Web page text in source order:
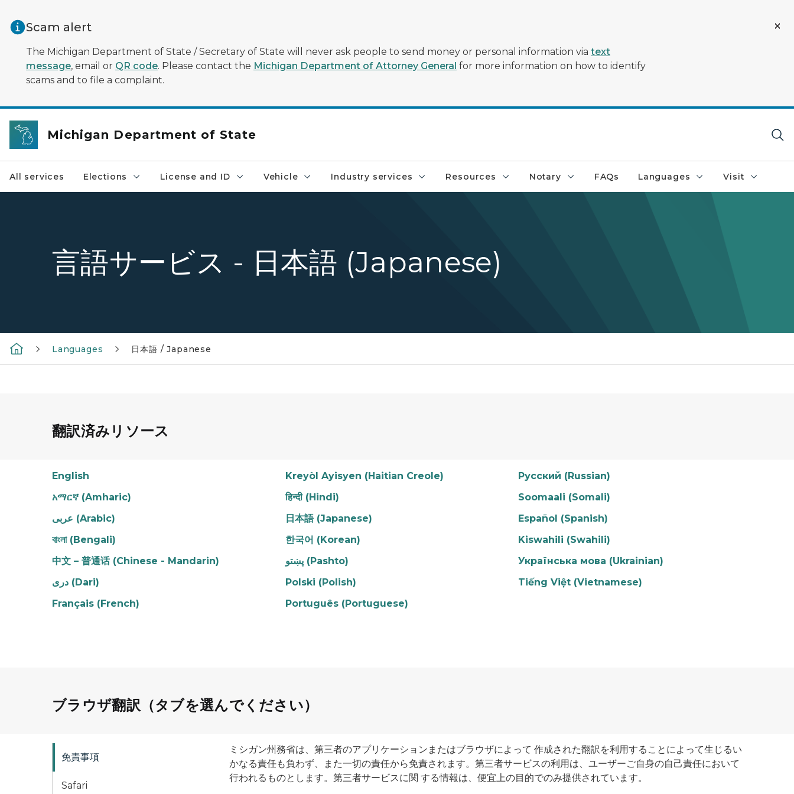
Scam alert
The Michigan Department of State / Secretary of State will never ask people to send money or personal information via text
message, email or QR code. Please contact the Michigan Department of Attorney General for more information on how to identify
scams and to file a complaint.
Michigan Department of State
All services Elections License and ID Vehicle Industry services Resources Notary FAQs Languages Visit
言語サービス - 日本語 (Japanese)
Languages 日本語 / Japanese
翻訳済みリソース
English
አማርኛ (Amharic)
عربى (Arabic)
বাংলা (Bengali)
中文 – 普通话 (Chinese - Mandarin)
دری (Dari)
Français (French)
Kreyòl Ayisyen (Haitian Creole)
हिन्दी (Hindi)
日本語 (Japanese)
한국어 (Korean)
پښتو (Pashto)
Polski (Polish)
Português (Portuguese)
Русский (Russian)
Soomaali (Somali)
Español (Spanish)
Kiswahili (Swahili)
Українська мова (Ukrainian)
Tiếng Việt (Vietnamese)
ブラウザ翻訳（タブを選んでください）
免責事項
Safari
ミシガン州務省は、第三者のアプリケーションまたはブラウザによって 作成された翻訳を利用することによって生じるい
かなる責任も負わず、また一切の責任から免責されます。第三者サービスの利用は、ユーザーご自身の自己責任において
行われるものとします。第三者サービスに関 する情報は、便宜上の目的でのみ提供されています。